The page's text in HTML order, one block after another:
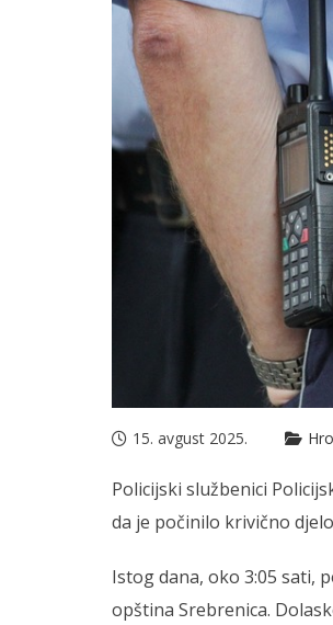
15. avgust 2025.
Policijski službenici
da je počinilo krivično djelo
Istog dana, oko 3:05 sati,
opština Srebrenica.